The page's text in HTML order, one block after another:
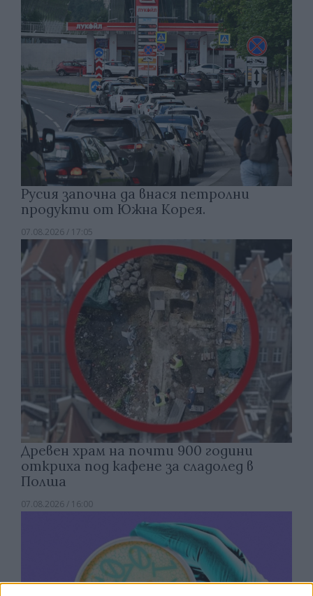
Русия започна да внася петролни
продукти от Южна Корея.
07.08.2026 / 17:05
Древен храм на почти 900 години
откриха под кафене за сладолед в
Полша
07.08.2026 / 16:00